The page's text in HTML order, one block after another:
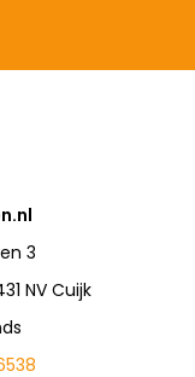
3
NV Cuijk